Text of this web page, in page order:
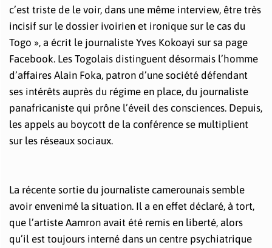
c’est triste de le voir, dans une même interview, être très
incisif sur le dossier ivoirien et ironique sur le cas du
Togo », a écrit le journaliste Yves Kokoayi sur sa page
Facebook. Les Togolais distinguent désormais l’homme
d’affaires Alain Foka, patron d’une société défendant
ses intérêts auprès du régime en place, du journaliste
panafricaniste qui prône l’éveil des consciences. Depuis,
les appels au boycott de la conférence se multiplient
sur les réseaux sociaux.
La récente sortie du journaliste camerounais semble
avoir envenimé la situation. Il a en effet déclaré, à tort,
que l’artiste Aamron avait été remis en liberté, alors
qu’il est toujours interné dans un centre psychiatrique